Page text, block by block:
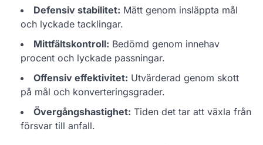
Defensiv stabilitet: Mätt genom insläppta mål
och lyckade tacklingar.
Mittfältskontroll: Bedömd genom innehav
procent och lyckade passningar.
Offensiv effektivitet: Utvärderad genom skott
på mål och konverteringsgrader.
Övergångshastighet: Tiden det tar att växla från
försvar till anfall.